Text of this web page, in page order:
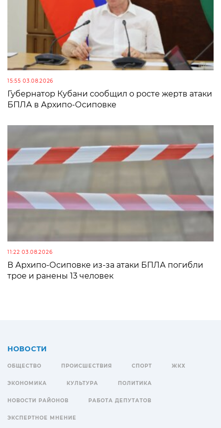
15:55 03.08.2026
Губернатор Кубани сообщил о росте жертв атаки
БПЛА в Архипо-Осиповке
11:22 03.08.2026
В Архипо-Осиповке из-за атаки БПЛА погибли
трое и ранены 13 человек
НОВОСТИ
ОБЩЕСТВО ПРОИСШЕСТВИЯ СПОРТ ЖКХ
ЭКОНОМИКА КУЛЬТУРА ПОЛИТИКА
НОВОСТИ РАЙОНОВ РАБОТА ДЕПУТАТОВ
ЭКСПЕРТНОЕ МНЕНИЕ